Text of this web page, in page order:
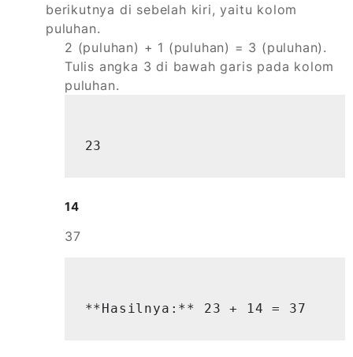
berikutnya di sebelah kiri, yaitu kolom
puluhan.
2 (puluhan) + 1 (puluhan) = 3 (puluhan).
Tulis angka 3 di bawah garis pada kolom
puluhan.
23
14
37
**Hasilnya:** 23 + 14 = 37